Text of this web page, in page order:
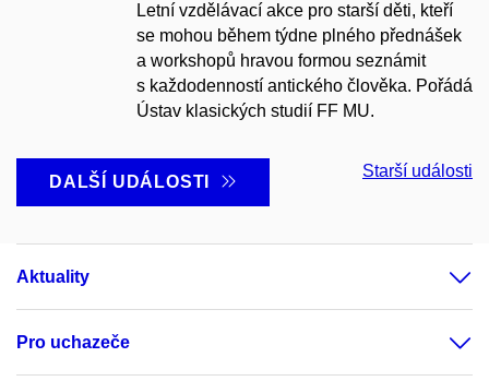
Letní vzdělávací akce pro starší děti, kteří
se mohou během týdne plného přednášek
a workshopů hravou formou seznámit
s každodenností antického člověka. Pořádá
Ústav klasických studií FF MU.
DALŠÍ UDÁLOSTI
Starší události
Aktuality
Pro uchazeče